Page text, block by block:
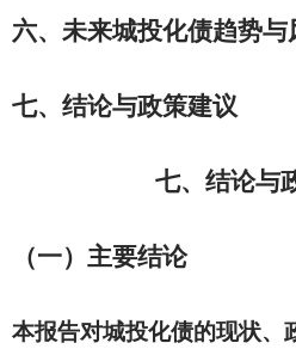
六、未来城投化债趋势与
七、结论与政策建议
七、结论与
（一） 主要结论
本报告对城投化债的现状、